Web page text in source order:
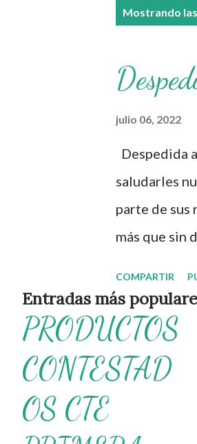
Mostrando
julio 06, 2022
Despedida
saludarles
parte de sus
más que sin
material 👏
fines
enlace 👇
diariamente.
para más
unirte a
COMPARTIR
Entradas más
PRODUCTOS
CONTESTAD
OS CTE